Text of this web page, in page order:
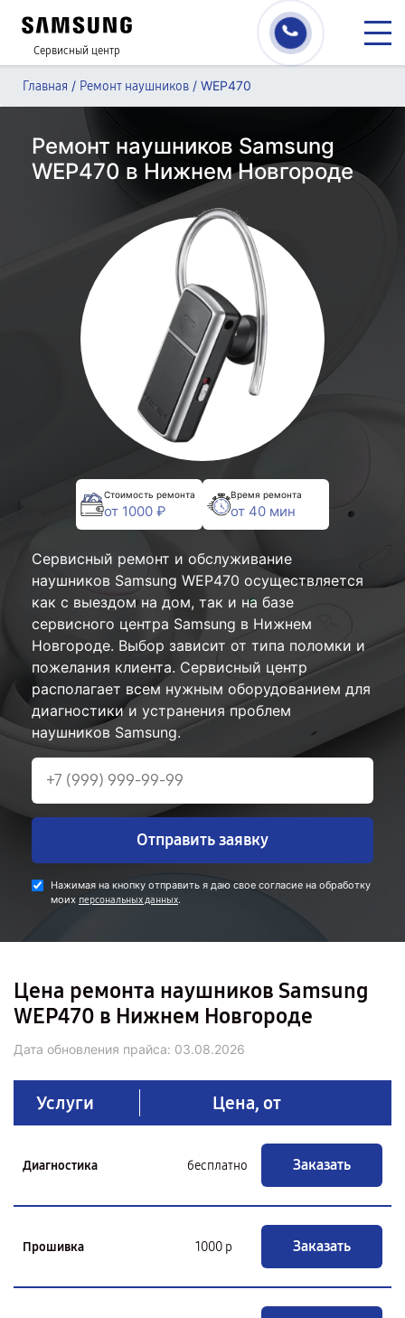
Сервисный центр
Главная / Ремонт наушников / WEP470
Ремонт наушников Samsung
WEP470 в Нижнем Новгороде
Стоимость ремонта
от 1000 ₽
Время ремонта
от 40 мин
Сервисный ремонт и обслуживание
наушников Samsung WEP470 осуществляется
как с выездом на дом, так и на базе
сервисного центра Samsung в Нижнем
Новгороде. Выбор зависит от типа поломки и
пожелания клиента. Сервисный центр
располагает всем нужным оборудованием для
диагностики и устранения проблем
наушников Samsung.
Отправить заявку
Нажимая на кнопку отправить я даю свое согласие на обработку
моих персональных данных.
Цена ремонта наушников Samsung
WEP470 в Нижнем Новгороде
Дата обновления прайса: 03.08.2026
Услуги Цена, от
Диагностика бесплатно Заказать
Прошивка 1000 р Заказать